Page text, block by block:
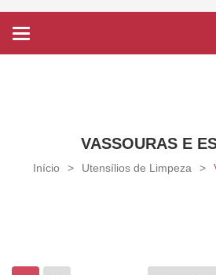
Categories
VASSOURAS E
Início > Utensílios de Limpeza >